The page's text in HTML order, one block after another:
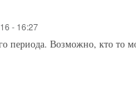
- 16:27
Возможно, кто то